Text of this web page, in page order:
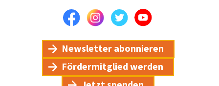
FacebookInstagramTwitterYoutube
Newsletter abonnieren
Fördermitglied werden